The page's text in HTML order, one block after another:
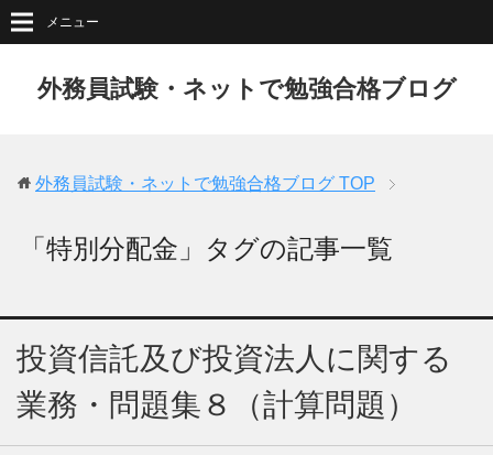
外務員試験・ネットで勉強合格ブログ
メニュー
外務員試験・ネットで勉強合格ブログ TOP
「特別分配金」タグの記事一覧
投資信託及び投資法人に関する
業務・問題集８（計算問題）